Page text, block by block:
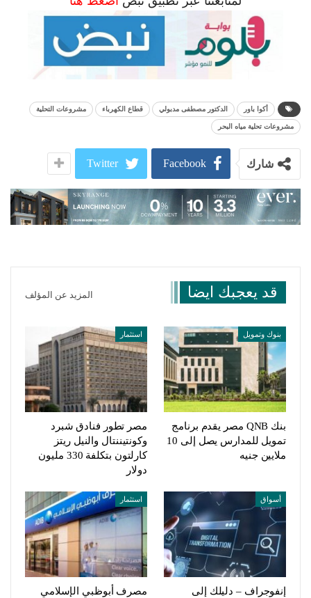
أكوا باور الدكتور مصطفى مدبولي قطاع الكهرباء مشروعات التحلية
مشروعات تحلية مياه البحر
شارك Facebook
Twitter
قد يعجبك ايضا المزيد عن المؤلف
بنوك وتمويل
بنك QNB مصر يقدم برنامج
تمويل للمدارس يصل إلى 10
ملايين جنيه
استثمار
مصر تطور فنادق شبرد
وكونتيننتال والنيل ريتز
كارلتون بتكلفة 330 مليون
دولار
أسواق
إنفوجراف – دليلك إلى
استثمار
مصرف أبوظبي الإسلامي